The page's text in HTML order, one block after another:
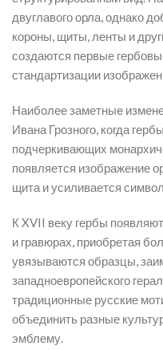
двуглавого орла, однако
короны, щиты, ленты и
создаются первые
стандартизации
Наиболее заметные
Ивана Грозного, когда
подчеркивающих
появляется изображение
щита и усиливается
К XVII веку гербы
и гравюрах, приобретая
увязываются образцы,
западноевропейского
традиционные русские
объединить разные
эмблему.